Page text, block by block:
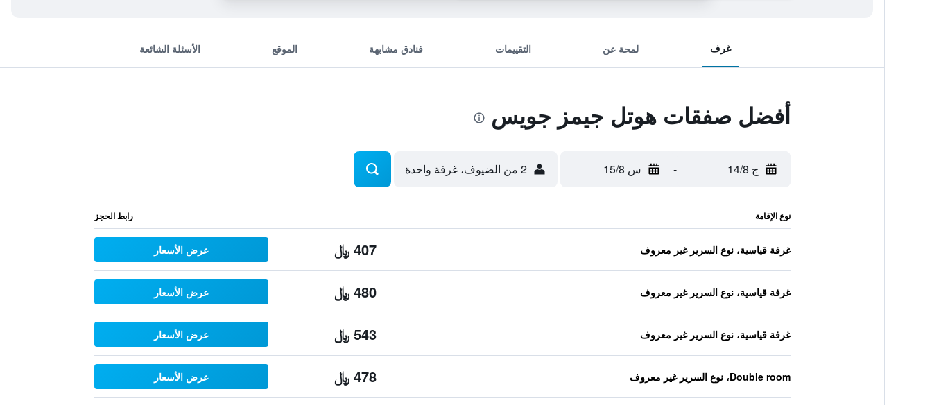
غرف لمحة عن التقييمات فنادق مشابهة الموقع الأسئلة الشائعة
أفضل صفقات هوتل جيمز جويس
ج 14/8 - س 15/8 2 من الضيوف، غرفة واحدة
نوع الإقامة رابط الحجز
غرفة قياسية، نوع السرير غير معروف 407 ﷼ عرض الأسعار
غرفة قياسية، نوع السرير غير معروف 480 ﷼ عرض الأسعار
غرفة قياسية، نوع السرير غير معروف 543 ﷼ عرض الأسعار
Double room، نوع السرير غير معروف 478 ﷼ عرض الأسعار